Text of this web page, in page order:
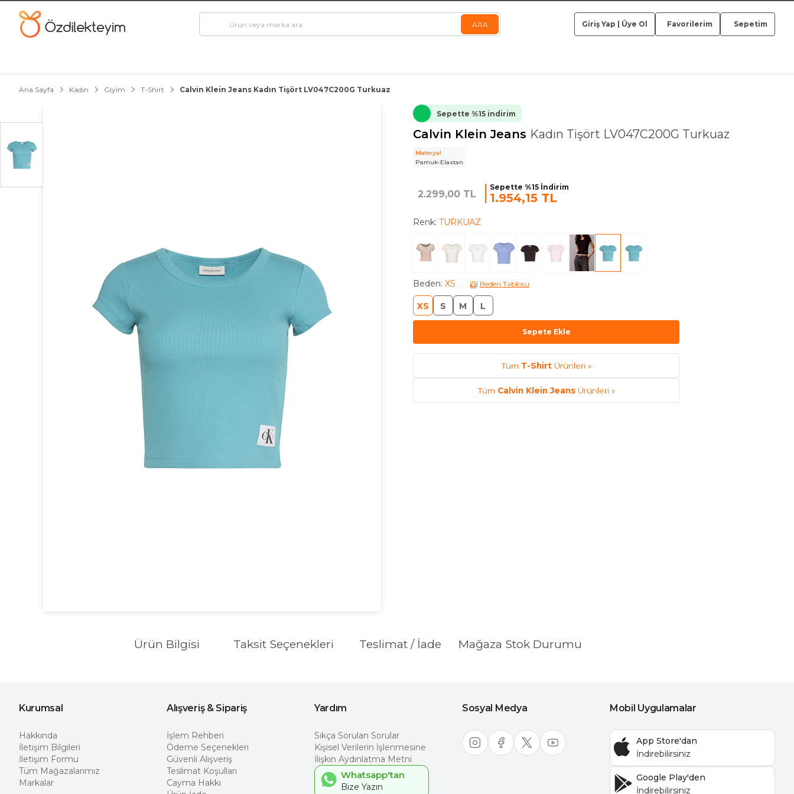
Giriş Yap Üye Ol Favorilerim Sepetim
Ana Sayfa Kadın Giyim T-Shirt Calvin Klein Jeans Kadın Tişört LV047C200G Turkuaz
Sepette %15 indirim
Calvin Klein Jeans Kadın Tişört LV047C200G Turkuaz
Materyal
Pamuk-Elastan
2.299,00 TL
Sepette %15 İndirim
1.954,15 TL
Renk: TURKUAZ
Beden: XS Beden Tablosu
XS S M L
Sepete Ekle
Tüm T-ShirtÜrünleri »
Tüm Calvin Klein JeansÜrünleri »
Ürün Bilgisi Taksit Seçenekleri Teslimat / İade Mağaza Stok Durumu
Kurumsal
Hakkında
İletişim Bilgileri
İletişim Formu
Tüm Mağazalarımız
Markalar
Alışveriş & Sipariş
İşlem Rehberi
Ödeme Seçenekleri
Güvenli Alışveriş
Teslimat Koşulları
Cayma Hakkı
Yardım
Sıkça Sorulan Sorular
Kişisel Verilerin İşlenmesine
İlişkin Aydınlatma Metni
Whatsapp'tan
Sosyal Medya Mobil Uygulamalar
App Store'dan
Google Play'den